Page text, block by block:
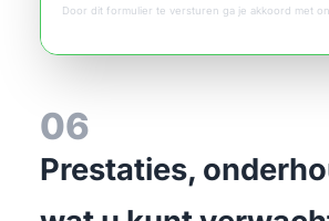
Door dit formulier te versturen ga je akkoord met
06
Prestaties,